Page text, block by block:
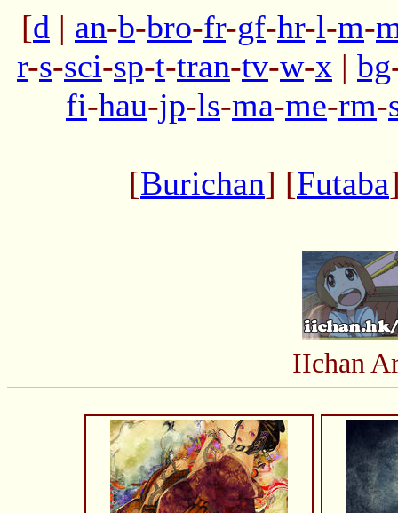
[d | an-b-bro-fr-gf-hr-l-m-
r-s-sci-sp-t-tran-tv-w-x | bg
fi-hau-jp-ls-ma-me-rm-
[Burichan] [Futaba
IIchan